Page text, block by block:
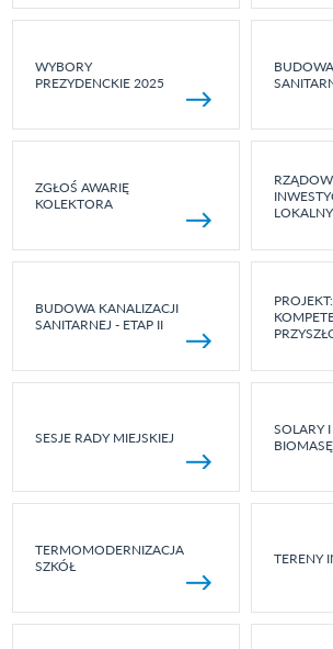
WYBORY
PREZYDENCKIE 2025
ZGŁOŚ AWARIĘ
KOLEKTORA
BUDOWA KANALIZACJI
SANITARNEJ - ETAP II
PROJEKT:
SESJE RADY MIEJSKIEJ
SOLARY
BIOMASĘ
TERMOMODERNIZACJA
SZKÓŁ
TERENY